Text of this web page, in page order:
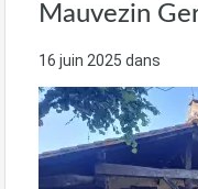
Mauvezin
16 juin 2025 dans